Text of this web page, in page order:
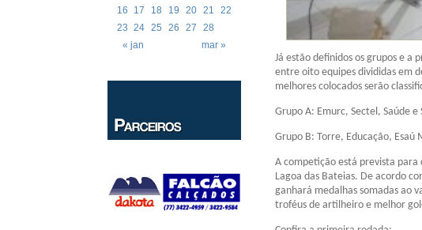
« jan mar »
16
17 18 19 20 21
22
23 24 25 26 27 28
Já estão definidos os grupos e a
entre oito equipes divididas em
melhores colocados serão
Grupo A: Emurc, Sectel, Saúde e
Grupo B: Torre, Educação, Esaú
A competição está prevista para
Lagoa das Bateias. De acordo
ganhará medalhas somadas ao
troféus de artilheiro e melhor